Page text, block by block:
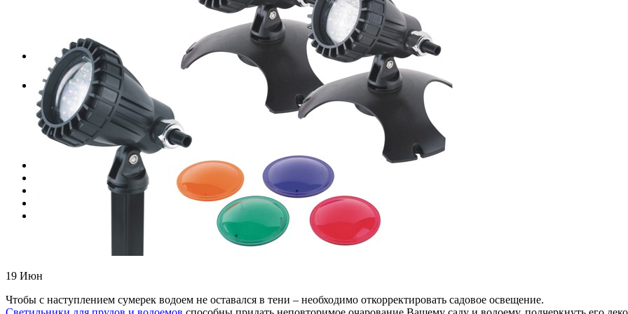
Оборудование для водоемов
Фонтаны
Оборудование для фонтанов
Услуги
Укладка ПВХ лайнера
Укладка прудовой плёнки
Монтаж оборудования
Подготовка к сезону
Обслуживание бассейнов и водоемов
19 Июн
Чтобы с наступлением сумерек водоем не оставался в тени – необходимо откорректировать садовое освещение.